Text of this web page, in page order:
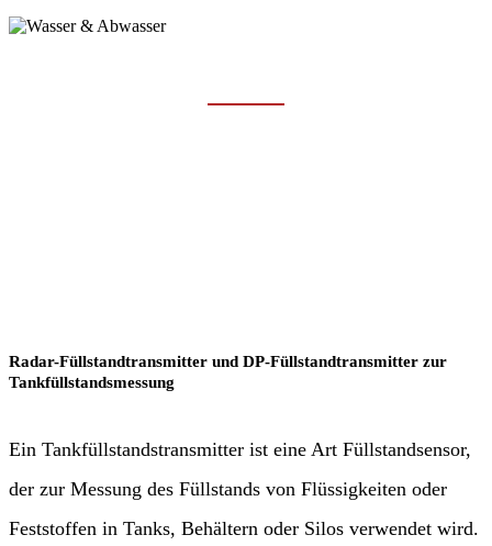
Radar-Füllstandtransmitter und DP-Füllstandtransmitter zur
Tankfüllstandsmessung
Ein Tankfüllstandstransmitter ist eine Art Füllstandsensor,
der zur Messung des Füllstands von Flüssigkeiten oder
Feststoffen in Tanks, Behältern oder Silos verwendet wird.